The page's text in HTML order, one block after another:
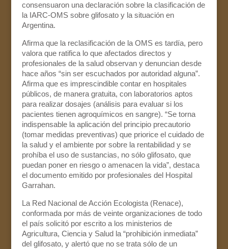
consensuaron una declaración sobre la clasificación de
la IARC-OMS sobre glifosato y la situación en
Argentina.
Afirma que la reclasificación de la OMS es tardía, pero
valora que ratifica lo que afectados directos y
profesionales de la salud observan y denuncian desde
hace años “sin ser escuchados por autoridad alguna”.
Afirma que es imprescindible contar en hospitales
públicos, de manera gratuita, con laboratorios aptos
para realizar dosajes (análisis para evaluar si los
pacientes tienen agroquímicos en sangre). “Se torna
indispensable la aplicación del principio precautorio
(tomar medidas preventivas) que priorice el cuidado de
la salud y el ambiente por sobre la rentabilidad y se
prohíba el uso de sustancias, no sólo glifosato, que
puedan poner en riesgo o amenacen la vida”, destaca
el documento emitido por profesionales del Hospital
Garrahan.
La Red Nacional de Acción Ecologista (Renace),
conformada por más de veinte organizaciones de todo
el país solicitó por escrito a los ministerios de
Agricultura, Ciencia y Salud la “prohibición inmediata”
del glifosato, y alertó que no se trata sólo de un